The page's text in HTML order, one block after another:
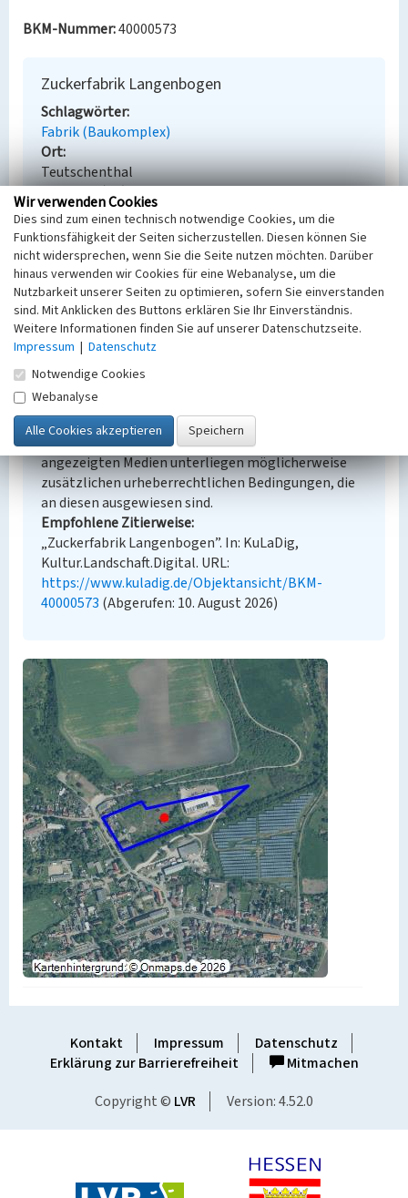
BKM-Nummer:40000573
Zuckerfabrik Langenbogen
Schlagwörter
Fabrik (Baukomplex)
Ort
Teutschenthal
Fachsicht(en)
Denkmalpflege
Erfassungsmaßstab
Keine Angabe
Erfassungsmethode
Übernahme aus externer Fachdatenbank
Empfohlene Zitierweise
Urheberrechtlicher Hinweis
Der hier präsentierte Inhalt steht unter der freien
Lizenz dl-by-de/2.0 (Namensnennung). Die
angezeigten Medien unterliegen möglicherweise
zusätzlichen urheberrechtlichen Bedingungen, die
an diesen ausgewiesen sind.
Empfohlene Zitierweise
„Zuckerfabrik Langenbogen”. In: KuLaDig,
Kultur.Landschaft.Digital. URL:
https://www.kuladig.de/Objektansicht/BKM-
40000573 (Abgerufen: 10. August 2026)
Kontakt Impressum
Datenschutz
Erklärung zur Barrierefreiheit
Mitmachen
Copyright © LVR Version: 4.52.0
Wir verwenden Cookies
Dies sind zum einen technisch notwendige Cookies, um die
Funktionsfähigkeit der Seiten sicherzustellen. Diesen können Sie
nicht widersprechen, wenn Sie die Seite nutzen möchten. Darüber
hinaus verwenden wir Cookies für eine Webanalyse, um die
Nutzbarkeit unserer Seiten zu optimieren, sofern Sie einverstanden
sind. Mit Anklicken des Buttons erklären Sie Ihr Einverständnis.
Weitere Informationen finden Sie auf unserer Datenschutzseite.
Impressum | Datenschutz
Notwendige Cookies
Webanalyse